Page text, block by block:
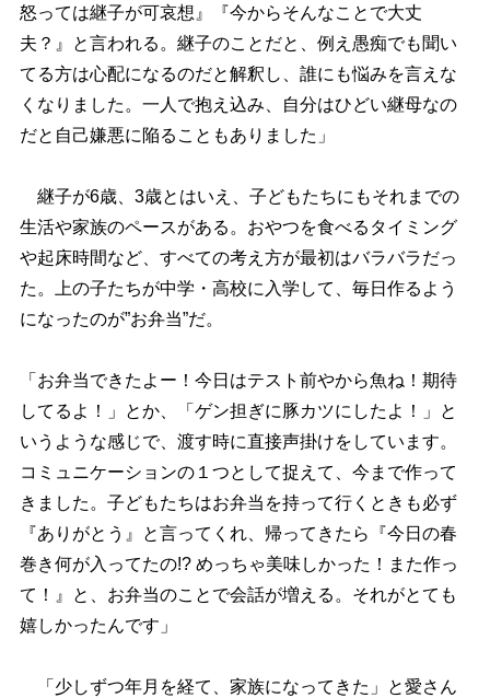
怒っては継子が可哀想』『今からそんなことで大丈
夫？』と言われる。継子のことだと、例え愚痴でも聞い
てる方は心配になるのだと解釈し、誰にも悩みを言えな
くなりました。一人で抱え込み、自分はひどい継母なの
だと自己嫌悪に陥ることもありました」
継子が6歳、3歳とはいえ、子どもたちにもそれまでの
生活や家族のペースがある。おやつを食べるタイミング
起床時間など、すべての考え方が最初はバラバラだっ
た。上の子たちが中学・高校に入学して、毎日作るよう
になったのが”お弁当”だ。
「お弁当できたよー！今日はテスト前やから魚ね！期待
してるよ！」とか、「ゲン担ぎに豚カツにしたよ！」と
いうような感じで、渡す時に直接声掛けをしています。
コミュニケーションの１つとして捉えて、今まで作って
きました。子どもたちはお弁当を持って行くときも必ず
『ありがとう』と言ってくれ、帰ってきたら『今日の春
巻き何が入ってたの!? めっちゃ美味しかった！また作っ
て！』と、お弁当のことで会話が増える。それがとても
嬉しかったんです」
「少しずつ年月を経て、家族になってきた」と愛さん